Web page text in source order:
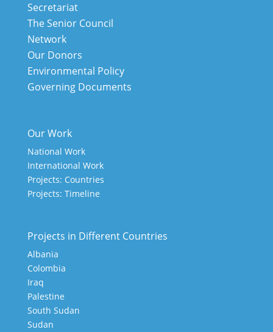
Secretariat
The Senior Council
Network
Our Donors
Environmental Policy
Governing Documents
Our Work
National Work
International Work
Projects: Countries
Projects: Timeline
Projects in Different Countries
Albania
Colombia
Iraq
Palestine
South Sudan
Sudan